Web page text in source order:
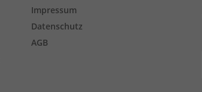
Impressum
Datenschutz
AGB